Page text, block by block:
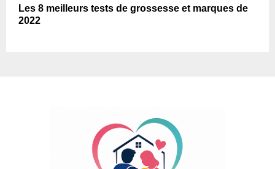
Les 8 meilleurs tests de grossesse et marques de
2022